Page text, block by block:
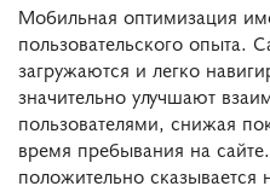
Мобильная оптимизация
пользовательского опыта.
загружаются и легко
значительно улучшают
пользователями, снижая
время пребывания на
положительно